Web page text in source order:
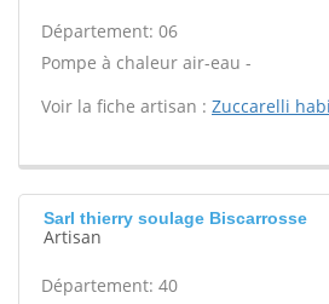
Département: 06
Pompe à chaleur air-eau -
Voir la fiche artisan : Zuccarelli
Sarl thierry soulage Biscarrosse
Artisan
Département: 40